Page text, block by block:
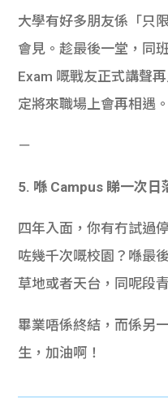
大學有好多朋友係「只
會見。趁最後一堂，同
Exam 嘅戰友正式講聲
定將來職場上會再相遇。
－
5. 喺 Campus 睇一次日
四年入面，你有冇試過
咗幾千次嘅校園？喺最
草地或者天台，同呢段
畢業唔係終結，而係另
生，加油啊！